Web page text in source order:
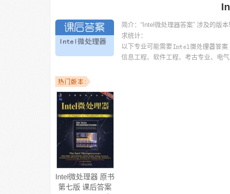
简介： “Intel微处理器答案” 涉及的版
求统计：
以下专业可能需要
信息工程、软件工程、考古专业、电
：中国科技大学、
学、九江学院、东南大学、四川理工大学 等。
Intel微处理器 原书
第七版 课后答案